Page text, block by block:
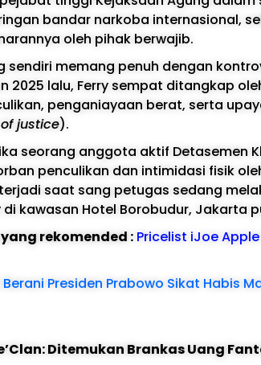
bandar narkoba internasional,
oleh pihak berwajib.
sendiri memang penuh dengan
2025 lalu, Ferry sempat ditangkap
penganiayaan berat, serta
justice).
seorang anggota aktif Detasemen
penculikan dan intimidasi fisik
saat sang petugas sedang
kawasan Hotel Borobudur, Jakarta
rekomended : Pricelist iJoe
Presiden Prabowo Sikat Habis
Ditemukan Brankas Uang